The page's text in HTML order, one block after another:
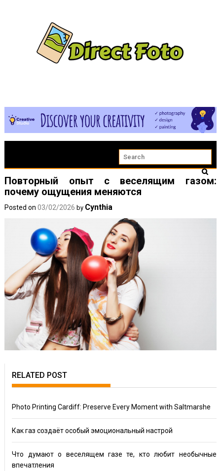
Повторный опыт с веселящим газом:
почему ощущения меняются
Posted on03/02/2026 by Cynthia
RELATED POST
Photo Printing Cardiff: Preserve Every Moment with Saltmarshe
Как газ создаёт особый эмоциональный настрой
Что думают о веселящем газе те, кто любит необычные
впечатления